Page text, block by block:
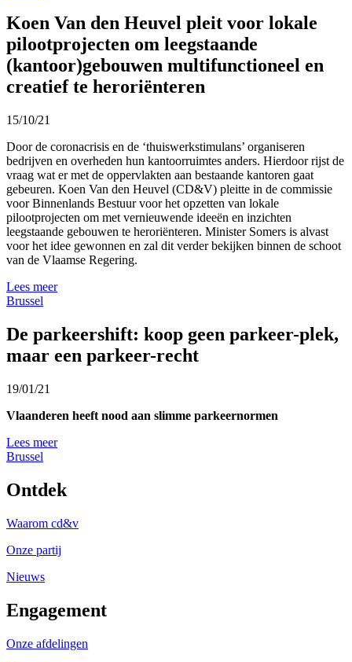
Koen Van den Heuvel pleit voor lokale
pilootprojecten om leegstaande
(kantoor)gebouwen multifunctioneel en
creatief te heroriënteren
15/10/21
Door de coronacrisis en de ‘thuiswerkstimulans’ organiseren
bedrijven en overheden hun kantoorruimtes anders. Hierdoor rijst de
vraag wat er met de oppervlakten aan bestaande kantoren gaat
gebeuren. Koen Van den Heuvel (CD&V) pleitte in de commissie
voor Binnenlands Bestuur voor het opzetten van lokale
pilootprojecten om met vernieuwende ideeën en inzichten
leegstaande gebouwen te heroriënteren. Minister Somers is alvast
voor het idee gewonnen en zal dit verder bekijken binnen de schoot
van de Vlaamse Regering.
Lees meer
Brussel
De parkeershift: koop geen parkeer-plek,
maar een parkeer-recht
19/01/21
Vlaanderen heeft nood aan slimme parkeernormen
Lees meer
Brussel
Ontdek
Waarom cd&v
Onze partij
Nieuws
Engagement
Onze afdelingen